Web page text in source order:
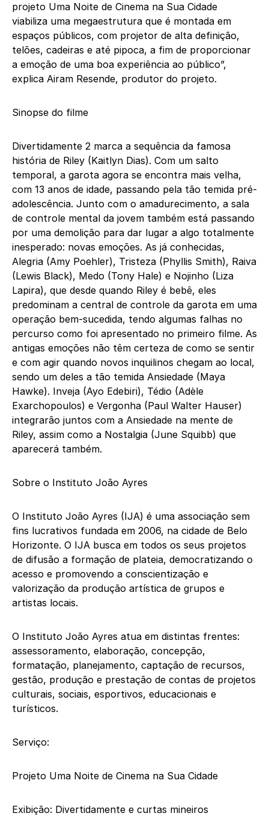
projeto Uma Noite de Cinema na Sua Cidade
viabiliza uma megaestrutura que é montada em
espaços públicos, com projetor de alta definição,
telões, cadeiras e até pipoca, a fim de proporcionar
a emoção de uma boa experiência ao público”,
explica Airam Resende, produtor do projeto.
Sinopse do filme
Divertidamente 2 marca a sequência da famosa
história de Riley (Kaitlyn Dias). Com um salto
temporal, a garota agora se encontra mais velha,
com 13 anos de idade, passando pela tão temida pré-
adolescência. Junto com o amadurecimento, a sala
de controle mental da jovem também está passando
por uma demolição para dar lugar a algo totalmente
inesperado: novas emoções. As já conhecidas,
Alegria (Amy Poehler), Tristeza (Phyllis Smith), Raiva
(Lewis Black), Medo (Tony Hale) e Nojinho (Liza
Lapira), que desde quando Riley é bebê, eles
predominam a central de controle da garota em uma
operação bem-sucedida, tendo algumas falhas no
percurso como foi apresentado no primeiro filme. As
antigas emoções não têm certeza de como se sentir
e com agir quando novos inquilinos chegam ao local,
sendo um deles a tão temida Ansiedade (Maya
Hawke). Inveja (Ayo Edebiri), Tédio (Adèle
Exarchopoulos) e Vergonha (Paul Walter Hauser)
integrarão juntos com a Ansiedade na mente de
Riley, assim como a Nostalgia (June Squibb) que
aparecerá também.
Sobre o Instituto João Ayres
O Instituto João Ayres (IJA) é uma associação sem
fins lucrativos fundada em 2006, na cidade de Belo
Horizonte. O IJA busca em todos os seus projetos
de difusão a formação de plateia, democratizando o
acesso e promovendo a conscientização e
valorização da produção artística de grupos e
artistas locais.
O Instituto João Ayres atua em distintas frentes:
assessoramento, elaboração, concepção,
formatação, planejamento, captação de recursos,
gestão, produção e prestação de contas de projetos
culturais, sociais, esportivos, educacionais e
turísticos.
Serviço:
Projeto Uma Noite de Cinema na Sua Cidade
Exibição: Divertidamente e curtas mineiros